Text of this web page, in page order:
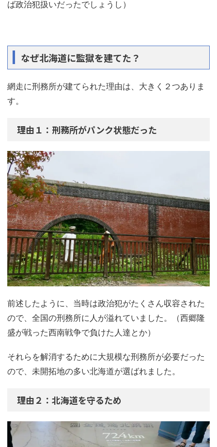
ば政治犯扱いだったでしょうし）
なぜ北海道に監獄を建てた？
網走に刑務所が建てられた理由は、大きく２つありま
す。
理由１：刑務所がパンク状態だった
前述したように、当時は政治犯がたくさん収容された
ので、全国の刑務所に人が溢れていました。（西郷隆
盛が戦った西南戦争で負けた人達とか）
それらを解消するために大規模な刑務所が必要だった
ので、未開拓地の多い北海道が選ばれました。
理由２：北海道を守るため